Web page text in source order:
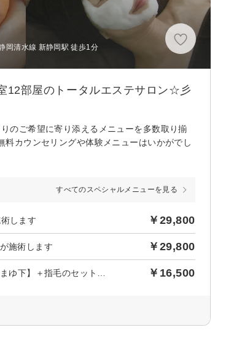
岡清水線 新静岡駅 徒歩1分
12部屋のトータルエステサロン☆彡
のご希望に寄り添えるメニューを多数取り揃
カウンセリングや体験メニューはいかがでし
すべてのスペシャルメニューを見る
します ￥29,800
施術します ￥29,800
￥16,500